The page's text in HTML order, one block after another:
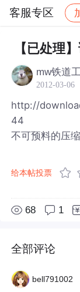
客服专区
社区 客服
【已处理
mw铁道工
2012-03-06
http://
44
不可预料的压
给本帖投票
68 1
全部评论
bell791002